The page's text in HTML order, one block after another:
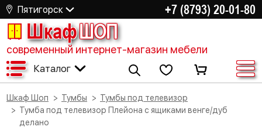
Пятигорск +7 (8793) 20-01-80
ШкафШОП
современный интернет-магазин мебели
Каталог
Шкаф Шоп Тумбы
Тумбы под телевизор
Тумба под телевизор Плейона с ящиками венге/дуб
делано